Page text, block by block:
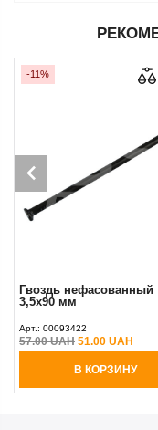
-11%
Гвоздь нефасованный
3,5х90 мм
Арт.: 00093422
57.00 UAH 51.00 UAH
В КОРЗИНУ